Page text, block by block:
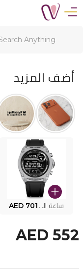
أضف المزيد
ساعة البوليس الذكية MY.AVATAR PEIUN0000101 AED 701
AED 552